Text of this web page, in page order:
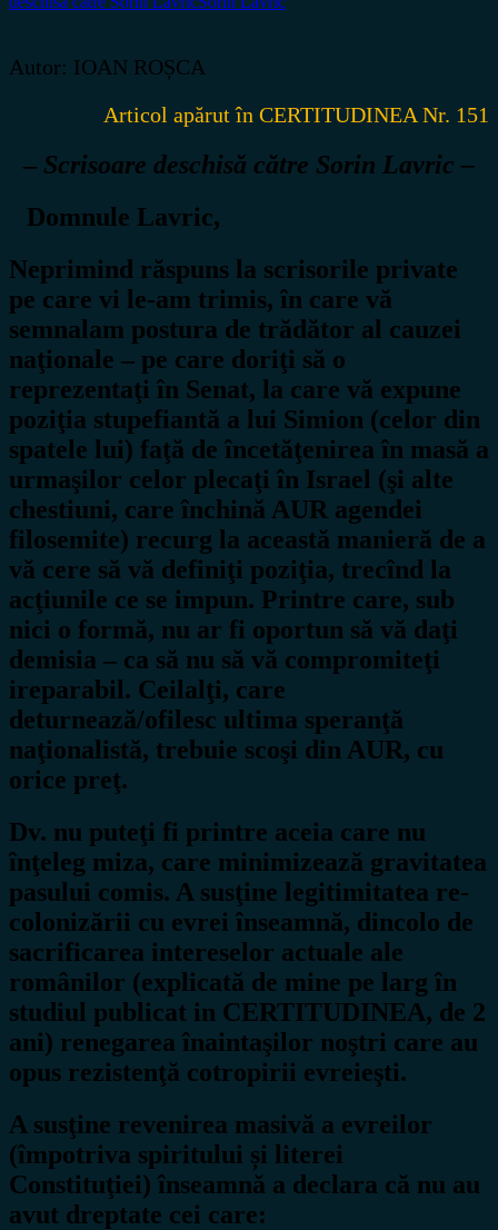
Autor: IOAN ROȘCA
Articol apărut în CERTITUDINEA Nr. 151
– Scrisoare deschisă către Sorin Lavric –
Domnule Lavric,
Neprimind răspuns la scrisorile private
pe care vi le-am trimis, în care vă
semnalam postura de trădător al cauzei
naţionale – pe care doriţi să o
reprezentaţi în Senat, la care vă expune
poziţia stupefiantă a lui Simion (celor din
spatele lui) faţă de încetăţenirea în masă a
urmaşilor celor plecaţi în Israel (şi alte
chestiuni, care închină AUR agendei
filosemite) recurg la această manieră de a
vă cere să vă definiţi poziţia, trecînd la
acţiunile ce se impun. Printre care, sub
nici o formă, nu ar fi oportun să vă daţi
demisia – ca să nu să vă compromiteţi
ireparabil. Ceilalţi, care
deturnează/ofilesc ultima speranţă
naţionalistă, trebuie scoşi din AUR, cu
orice preţ.
Dv. nu puteţi fi printre aceia care nu
înţeleg miza, care minimizează gravitatea
pasului comis. A susţine legitimitatea re-
colonizării cu evrei înseamnă, dincolo de
sacrificarea intereselor actuale ale
românilor (explicată de mine pe larg în
studiul publicat in CERTITUDINEA, de 2
ani) renegarea înaintaşilor noştri care au
opus rezistenţă cotropirii evreieşti.
A susţine revenirea masivă a evreilor
(împotriva spiritului și literei
Constituţiei) înseamnă a declara că nu au
avut dreptate cei care: